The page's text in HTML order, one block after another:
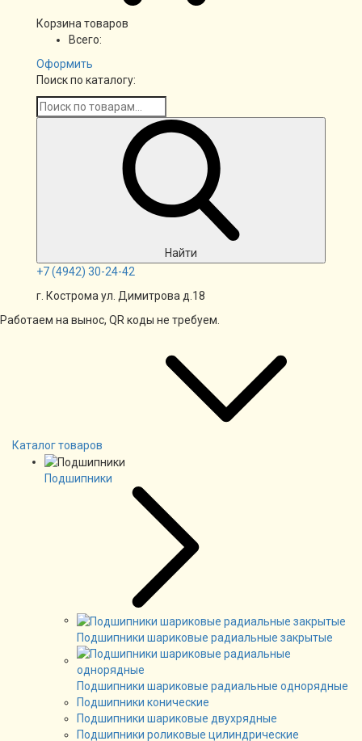
Корзина товаров
Всего:
Оформить
Поиск по каталогу:
Найти
+7(4942) 30-24-42
г. Кострома ул. Димитрова д.18
Работаем на вынос, QR коды не требуем.
Каталог товаров
Подшипники
Подшипники шариковые радиальные закрытые
Подшипники шариковые радиальные однорядные
Подшипники конические
Подшипники шариковые двухрядные
Подшипники роликовые цилиндрические